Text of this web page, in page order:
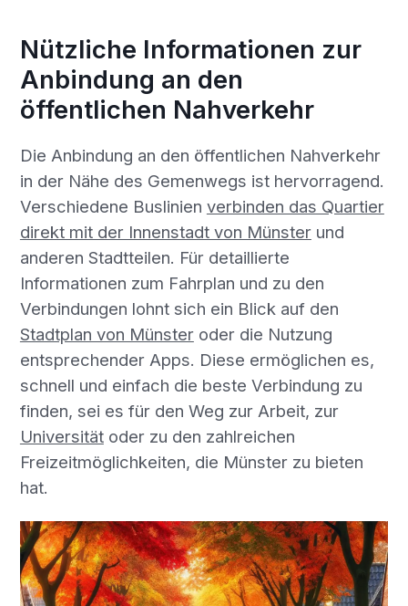
Nützliche Informationen zur
Anbindung an den
öffentlichen Nahverkehr
Die Anbindung an den öffentlichen Nahverkehr
in der Nähe des Gemenwegs ist hervorragend.
Verschiedene Buslinien verbinden das Quartier
direkt mit der Innenstadt von Münsterund
anderen Stadtteilen. Für detaillierte
Informationen zum Fahrplan und zu den
Verbindungen lohnt sich ein Blick auf den
Stadtplan von Münsteroder die Nutzung
entsprechender Apps. Diese ermöglichen es,
schnell und einfach die beste Verbindung zu
finden, sei es für den Weg zur Arbeit, zur
Universitätoder zu den zahlreichen
Freizeitmöglichkeiten, die Münster zu bieten
hat.